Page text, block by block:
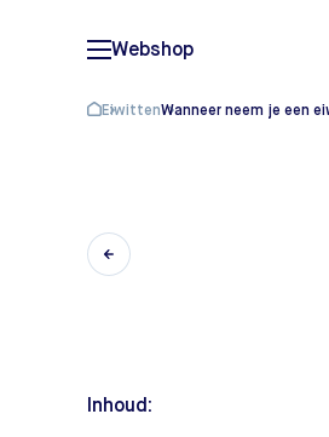
Webshop
EiwittenWanneer neem je een
Inhoud: